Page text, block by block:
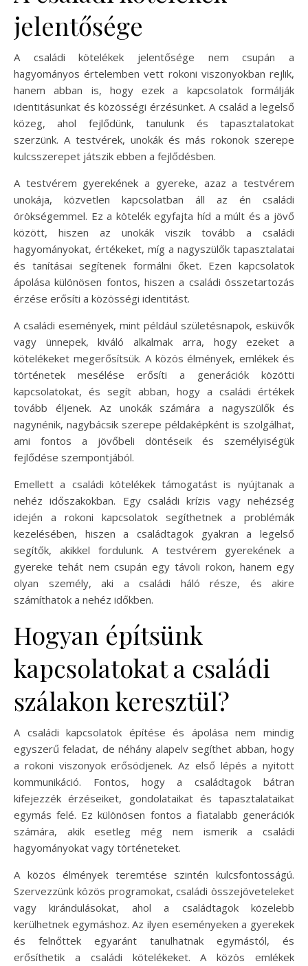
jelentősége
A családi kötelékek jelentősége nem csupán a
hagyományos értelemben vett rokoni viszonyokban rejlik,
hanem abban is, hogy ezek a kapcsolatok formálják
identitásunkat és közösségi érzésünket. A család a legelső
közeg, ahol fejlődünk, tanulunk és tapasztalatokat
szerzünk. A testvérek, unokák és más rokonok szerepe
kulcsszerepet játszik ebben a fejlődésben.
A testvérem gyerekének a gyereke, azaz a testvérem
unokája, közvetlen kapcsolatban áll az én családi
örökségemmel. Ez a kötelék egyfajta híd a múlt és a jövő
között, hiszen az unokák viszik tovább a családi
hagyományokat, értékeket, míg a nagyszülők tapasztalatai
és tanításai segítenek formálni őket. Ezen kapcsolatok
ápolása különösen fontos, hiszen a családi összetartozás
érzése erősíti a közösségi identitást.
A családi események, mint például születésnapok, esküvők
vagy ünnepek, kiváló alkalmak arra, hogy ezeket a
kötelékeket megerősítsük. A közös élmények, emlékek és
történetek mesélése erősíti a generációk közötti
kapcsolatokat, és segít abban, hogy a családi értékek
tovább éljenek. Az unokák számára a nagyszülők és
nagynénik, nagybácsik szerepe példaképként is szolgálhat,
ami fontos a jövőbeli döntéseik és személyiségük
fejlődése szempontjából.
Emellett a családi kötelékek támogatást is nyújtanak a
nehéz időszakokban. Egy családi krízis vagy nehézség
idején a rokoni kapcsolatok segíthetnek a problémák
kezelésében, hiszen a családtagok gyakran a legelső
segítők, akikkel fordulunk. A testvérem gyerekének a
gyereke tehát nem csupán egy távoli rokon, hanem egy
olyan személy, aki a családi háló része, és akire
számíthatok a nehéz időkben.
Hogyan építsünk
kapcsolatokat a családi
szálakon keresztül?
A családi kapcsolatok építése és ápolása nem mindig
egyszerű feladat, de néhány alapelv segíthet abban, hogy
a rokoni viszonyok erősödjenek. Az első lépés a nyitott
kommunikáció. Fontos, hogy a családtagok bátran
kifejezzék érzéseiket, gondolataikat és tapasztalataikat
egymás felé. Ez különösen fontos a fiatalabb generációk
számára, akik esetleg még nem ismerik a családi
hagyományokat vagy történeteket.
A közös élmények teremtése szintén kulcsfontosságú.
Szervezzünk közös programokat, családi összejöveteleket
vagy kirándulásokat, ahol a családtagok közelebb
kerülhetnek egymáshoz. Az ilyen eseményeken a gyerekek
és felnőttek egyaránt tanulhatnak egymástól, és
erősíthetik a családi kötelékeket. A közös emlékek